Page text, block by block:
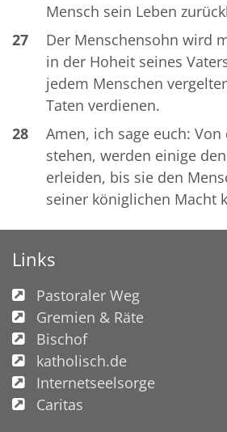
Mensch sein Leben
27
Der Menschensohn wird
in der Hoheit seines
jedem Menschen
Taten verdienen.
28
Amen, ich sage euch:
stehen, werden einige
erleiden, bis sie den
seiner königlichen Macht
Links
Pastoraler Weg
Gremien & Räte
Bischof
katholisch.de
Internetseelsorge
Caritas